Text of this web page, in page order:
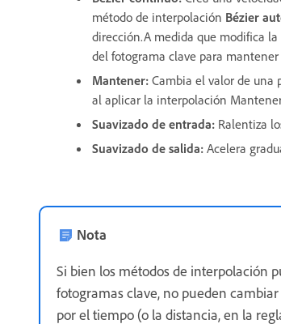
método de interpolación Bézier
dirección.A medida que modifica
del fotograma clave para
Mantener: Cambia el valor de una
al aplicar la interpolación
Suavizado de entrada: Ralentiza
Suavizado de salida: Acelera
Nota
Si bien los métodos de interpolación
fotogramas clave, no pueden
por el tiempo (o la distancia, en la